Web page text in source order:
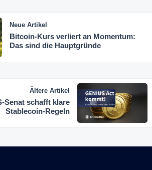
Neue Artikel
Bitcoin-Kurs verliert an Momentum:
Das sind die Hauptgründe
Ältere Artikel
Senat schafft klare
Stablecoin-Regeln